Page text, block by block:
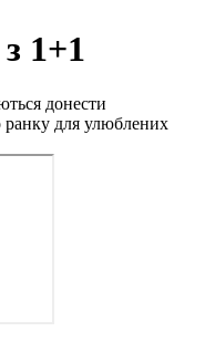
1+1
донести
ранку для улюблених